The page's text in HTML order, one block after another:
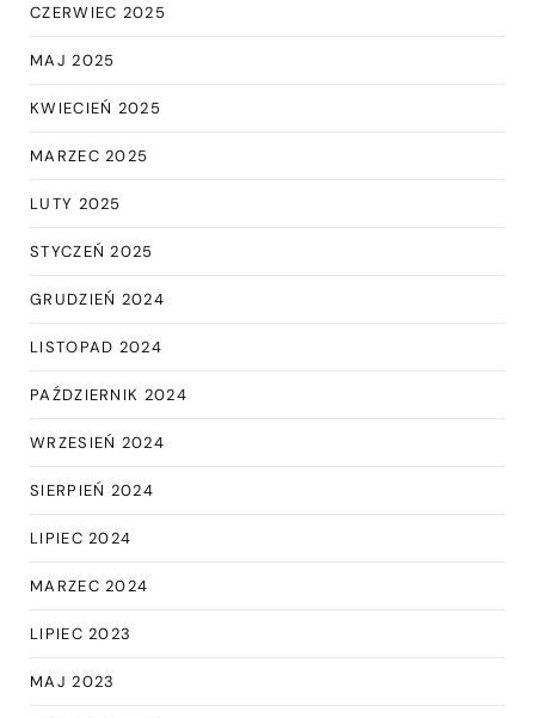
CZERWIEC 2025
MAJ 2025
KWIECIEŃ 2025
MARZEC 2025
LUTY 2025
STYCZEŃ 2025
GRUDZIEŃ 2024
LISTOPAD 2024
PAŹDZIERNIK 2024
WRZESIEŃ 2024
SIERPIEŃ 2024
LIPIEC 2024
MARZEC 2024
LIPIEC 2023
MAJ 2023